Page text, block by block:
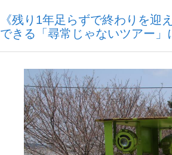
「敗因分析は一切聞かれなかった」侍
キングの誕生を、目撃せよ。
《残り1年足らずで終わりを
できる「尋常じゃないツアー」